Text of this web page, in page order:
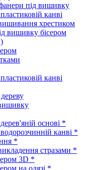
під вишивку
канві
хрестиком
вишивку бісером
канві
основі *
канві *
*
стразами *
3D *
на одязі *